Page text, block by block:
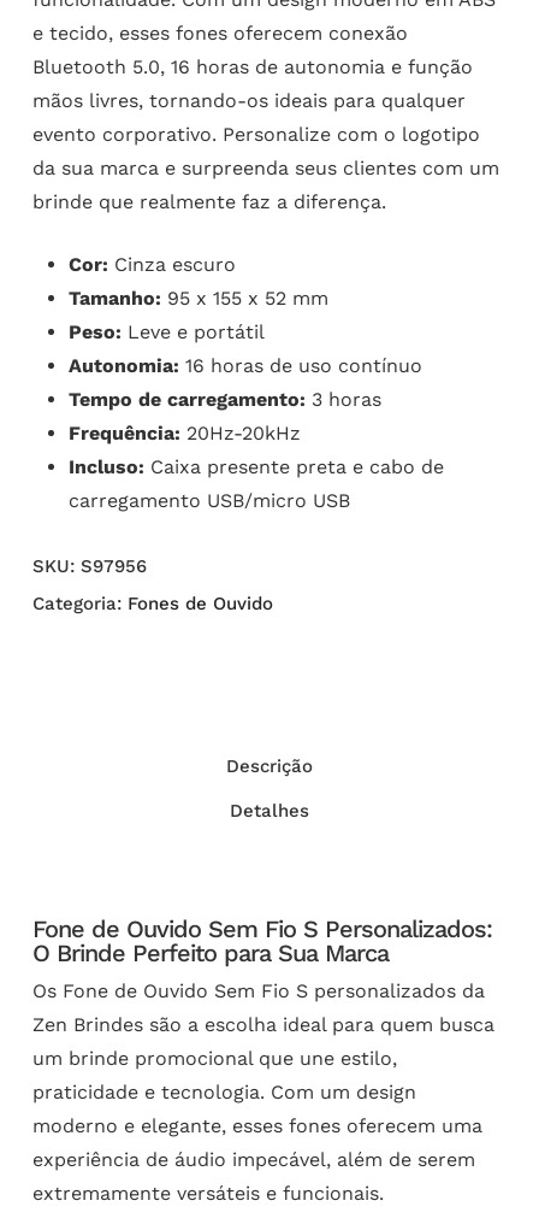
e tecido, esses fones oferecem conexão
Bluetooth 5.0, 16 horas de autonomia e função
mãos livres, tornando-os ideais para qualquer
evento corporativo. Personalize com o logotipo
da sua marca e surpreenda seus clientes com um
brinde que realmente faz a diferença.
Cor: Cinza escuro
Tamanho: 95 x 155 x 52 mm
Peso: Leve e portátil
Autonomia: 16 horas de uso contínuo
Tempo de carregamento: 3 horas
Frequência: 20Hz-20kHz
Incluso: Caixa presente preta e cabo de
carregamento USB/micro USB
SKU: S97956
Categoria: Fones de Ouvido
Descrição
Detalhes
Fone de Ouvido Sem Fio S Personalizados:
O Brinde Perfeito para Sua Marca
Os Fone de Ouvido Sem Fio S personalizados da
Zen Brindes são a escolha ideal para quem busca
um brinde promocional que une estilo,
praticidade e tecnologia. Com um design
moderno e elegante, esses fones oferecem uma
experiência de áudio impecável, além de serem
extremamente versáteis e funcionais.